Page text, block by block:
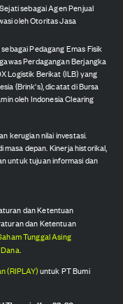
sebagai Agen Penjual
oleh Otoritas Jasa
Pedagang Emas Fisik
Perdagangan Berjangka
Logistik Berikat (ILB) yang
(Brink's), dicatat di Bursa
oleh Indonesia Clearing
kerugian nilai investasi.
depan. Kinerja historikal,
untuk tujuan informasi dan
dan Ketentuan
dan Ketentuan
Tunggal Asing
.
(RIPLAY)untuk PT Bumi